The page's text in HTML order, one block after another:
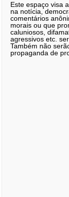
Este espaço visa
na notícia,
comentários
morais ou que
caluniosos,
agressivos etc.
Também não
propaganda de